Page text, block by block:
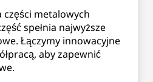
części metalowych
spełnia najwyższe
Łączymy innowacyjne
aby zapewnić